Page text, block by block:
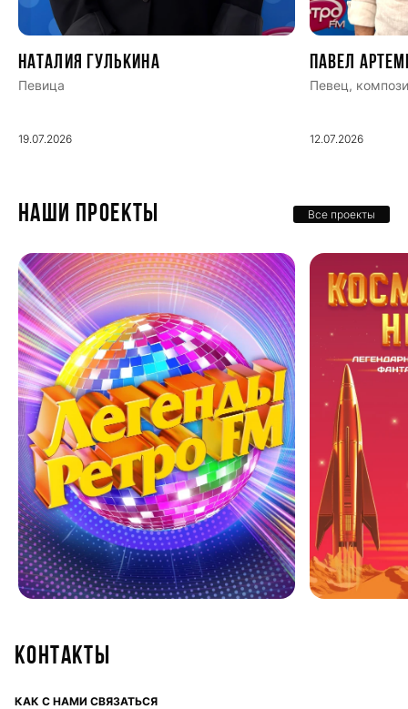
Наталия Гулькина
Певица
19.07.2026
Павел
Певец,
12.07.2026
НАШИ ПРОЕКТЫ Все проекты
Контакты
КАК С НАМИ СВЯЗАТЬСЯ